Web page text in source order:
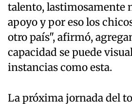
talento, lastimosamente
apoyo y por eso los
otro país", afirmó,
capacidad se puede
instancias como esta.
La próxima jornada del